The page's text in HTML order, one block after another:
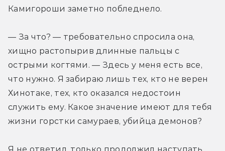
Камигороши заметно побледнело.
— За что? — требовательно спросила она,
хищно растопырив длинные пальцы с
острыми когтями. — Здесь у меня есть все,
что нужно. Я забираю лишь тех, кто не верен
Хинотаке, тех, кто оказался недостоин
служить ему. Какое значение имеют для тебя
жизни горстки самураев, убийца демонов?